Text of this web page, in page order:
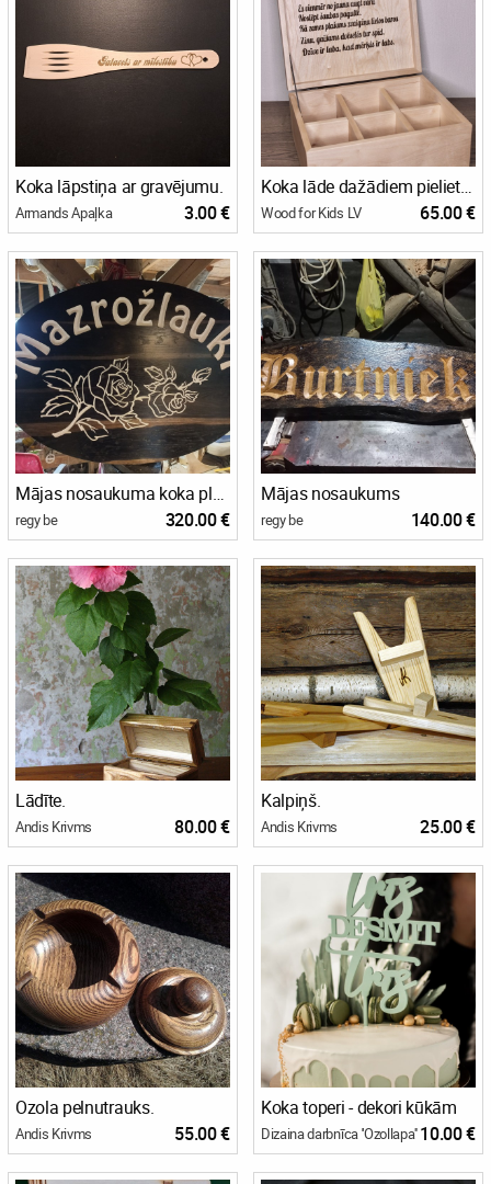
Koka lāpstiņa ar gravējumu.
Armands Apaļka 3.00 €
Koka lāde dažādiem pielietojumiem
Wood for Kids LV 65.00 €
Mājas nosaukuma koka plāksne
regy be 320.00 €
Mājas nosaukums
regy be 140.00 €
Lādīte.
Andis Krivms 80.00 €
Kalpiņš.
Andis Krivms 25.00 €
Ozola pelnutrauks.
Andis Krivms 55.00 €
Koka toperi - dekori kūkām
Dizaina darbnīca ''Ozollapa''10.00 €